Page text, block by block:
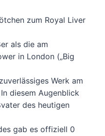
zum Royal Liver
als die am
in London („Big
Werk am
diesem Augenblick
des heutigen
gab es offiziell 0